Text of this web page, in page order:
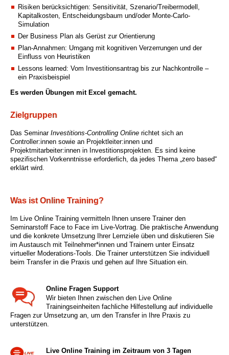
Risiken berücksichtigen: Sensitivität, Szenario/Treibermodell,
Kapitalkosten, Entscheidungsbaum und/oder Monte-Carlo-
Simulation
Der Business Plan als Gerüst zur Orientierung
Plan-Annahmen: Umgang mit kognitiven Verzerrungen und der
Einfluss von Heuristiken
Lessons learned: Vom Investitionsantrag bis zur Nachkontrolle –
ein Praxisbeispiel
Es werden Übungen mit Excel gemacht.
Zielgruppen
Das SeminarInvestitions-Controlling Online richtet sich an
Controller:innen sowie an Projektleiter:innen und
Projektmitarbeiter:innen in Investitionsprojekten. Es sind keine
spezifischen Vorkenntnisse erforderlich, da jedes Thema „zero based“
erklärt wird.
Was ist Online Training?
Im Live Online Training vermitteln Ihnen unsere Trainer den
Seminarstoff Face to Face im Live-Vortrag. Die praktische Anwendung
und die konkrete Umsetzung Ihrer Lernziele üben und diskutieren Sie
im Austausch mit Teilnehmer*innen und Trainern unter Einsatz
virtueller Moderations-Tools. Die Trainer unterstützen Sie individuell
beim Transfer in die Praxis und gehen auf Ihre Situation ein.
Online Fragen Support
Wir bieten Ihnen zwischen den Live Online
Trainingseinheiten fachliche Hilfestellung auf individuelle
Fragen zur Umsetzung an, um den Transfer in Ihre Praxis zu
unterstützen.
Live Online Training im Zeitraum von 3 Tagen